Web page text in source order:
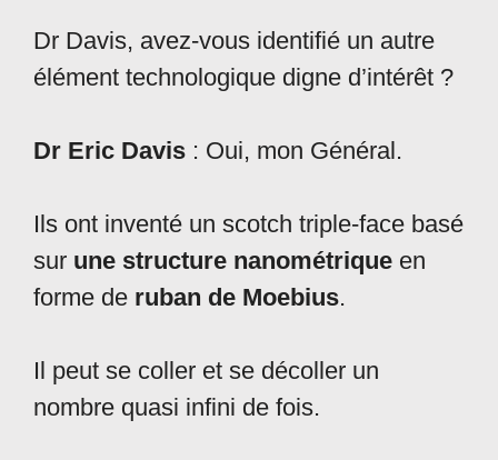
Dr Davis, avez-vous identifié un autre
élément technologique digne d’intérêt ?
Dr Eric Davis : Oui, mon Général.
Ils ont inventé un scotch triple-face basé
sur une structure nanométrique en
forme de ruban de Moebius.
Il peut se coller et se décoller un
nombre quasi infini de fois.